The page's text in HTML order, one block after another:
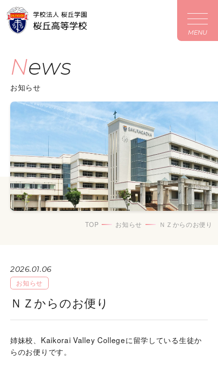
MENU
News
お知らせ
TOP お知らせ ＮＺからのお便り
2026.01.06
お知らせ
ＮＺからのお便り
姉妹校、Kaikorai Valley Collegeに留学している生徒か
らのお便りです。